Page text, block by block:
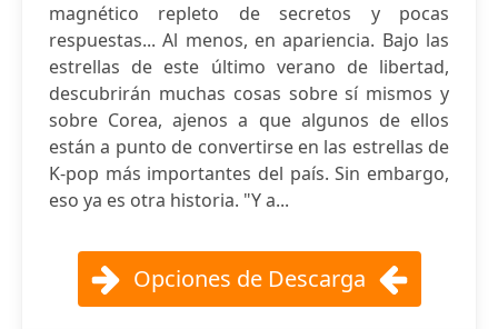
magnético repleto de secretos y pocas
respuestas... Al menos, en apariencia. Bajo las
estrellas de este último verano de libertad,
descubrirán muchas cosas sobre sí mismos y
sobre Corea, ajenos a que algunos de ellos
están a punto de convertirse en las estrellas de
K-pop más importantes del país. Sin embargo,
eso ya es otra historia. "Y a...
Opciones de Descarga